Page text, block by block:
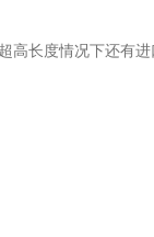
长度情况下还有